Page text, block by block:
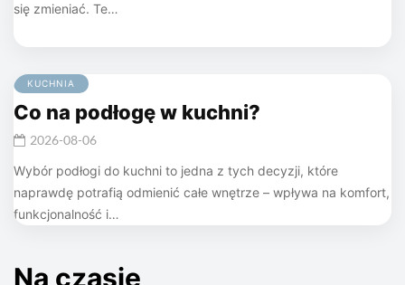
się zmieniać. Te…
KUCHNIA
Co na podłogę w kuchni?
2026-08-06
Wybór podłogi do kuchni to jedna z tych decyzji, które
naprawdę potrafią odmienić całe wnętrze – wpływa na komfort,
funkcjonalność i…
Na czasie